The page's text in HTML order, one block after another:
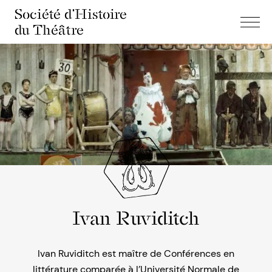
Société d'Histoire
du Théâtre
Ivan Ruviditch
Ivan Ruviditch est maître de Conférences en
littérature comparée à l’Université Normale de